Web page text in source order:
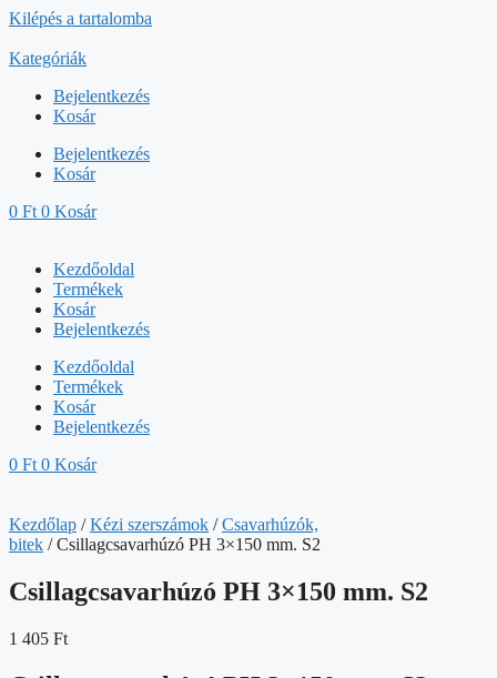
Kilépés a tartalomba
Kategóriák
Bejelentkezés
Kosár
Bejelentkezés
Kosár
0 Ft 0 Kosár
Kezdőoldal
Termékek
Kosár
Bejelentkezés
Kezdőoldal
Termékek
Kosár
Bejelentkezés
0 Ft 0 Kosár
Kezdőlap /Kézi szerszámok /Csavarhúzók,
bitek / Csillagcsavarhúzó PH 3×150 mm. S2
Csillagcsavarhúzó PH 3×150 mm. S2
1 405 Ft